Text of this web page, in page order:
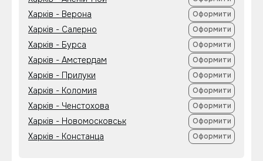
Харків - Верона Оформити
Харків - Салерно Оформити
Харків - Бурса Оформити
Харків - Амстердам Оформити
Харків - Прилуки Оформити
Харків - Коломия Оформити
Харків - Ченстохова Оформити
Харків - Новомосковськ Оформити
Харків - Констанца Оформити